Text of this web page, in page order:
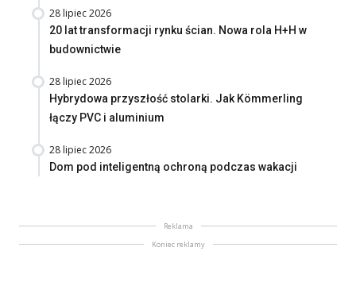
28 lipiec 2026
20 lat transformacji rynku ścian. Nowa rola H+H w
budownictwie
28 lipiec 2026
Hybrydowa przyszłość stolarki. Jak Kömmerling
łączy PVC i aluminium
28 lipiec 2026
Dom pod inteligentną ochroną podczas wakacji
Reklama
Koniec reklamy